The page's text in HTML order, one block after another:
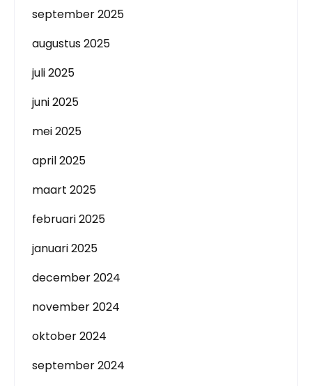
september 2025
augustus 2025
juli 2025
juni 2025
mei 2025
april 2025
maart 2025
februari 2025
januari 2025
december 2024
november 2024
oktober 2024
september 2024